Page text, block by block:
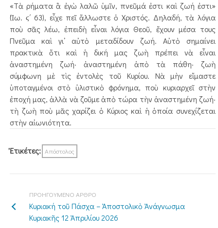
«Τὰ ρήματα ἃ ἐγὼ λαλῶ ὑμῖν, πνεῦμά ἐστι καὶ ζωή ἐστι»
(Ἰω. ϛ΄ 63), εἶχε πεῖ ἄλλωσ­τε ὁ Χριστός. Δηλαδή, τὰ λόγια
ποὺ σᾶς λέω, ἐπειδὴ εἶναι λόγια Θεοῦ, ἔχουν μέσα τους
Πνεῦμα καὶ γι᾿ αὐτὸ μεταδίδουν ζωή. Αὐτὸ σημαίνει
πρακτικὰ ὅτι καὶ ἡ δική μας ζωὴ πρέπει νὰ εἶναι
ἀναστημένη ζωή· ἀναστημένη ἀπὸ τὰ πάθη· ζωὴ
σύμφωνη μὲ τὶς ἐντολὲς τοῦ Κυρίου. Νὰ μὴν εἴμαστε
ὑποταγμένοι στὸ ὑλιστικὸ φρόνημα, ποὺ κυριαρχεῖ στὴν
ἐποχή μας, ἀλλὰ νὰ ζοῦμε ἀπὸ τώρα τὴν ἀναστημένη ζωή·
τὴ ζωὴ ποὺ μᾶς χαρίζει ὁ Κύριος καὶ ἡ ὁποία συν­εχίζεται
στὴν αἰωνιότητα.
Ἐτικέτες: Απόστολος
ΠΡΟΗΓΟΥΜΕΝΟ ΑΡΘΡΟ
Κυριακή τοῦ Πάσχα – Ἀποστολικὸ Ἀνάγνωσμα
Κυριακῆς 12 Ἀπριλίου 2026